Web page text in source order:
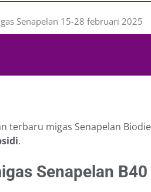
terbaru migas Senapelan
.
Senapelan